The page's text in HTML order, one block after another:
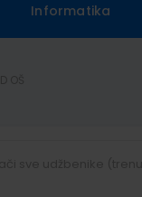
Informatika